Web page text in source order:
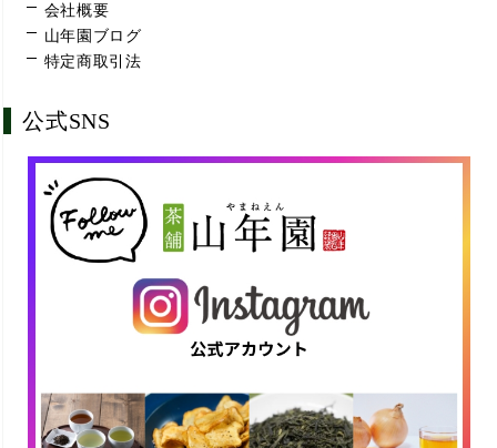
会社概要
山年園ブログ
特定商取引法
公式SNS